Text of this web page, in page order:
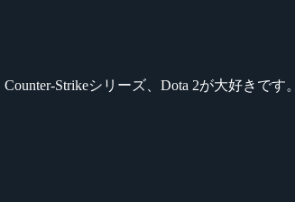
Counter-Strikeシリーズ、Dota 2が大好き